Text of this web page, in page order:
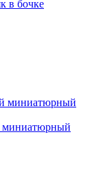
в бочке
миниатюрный